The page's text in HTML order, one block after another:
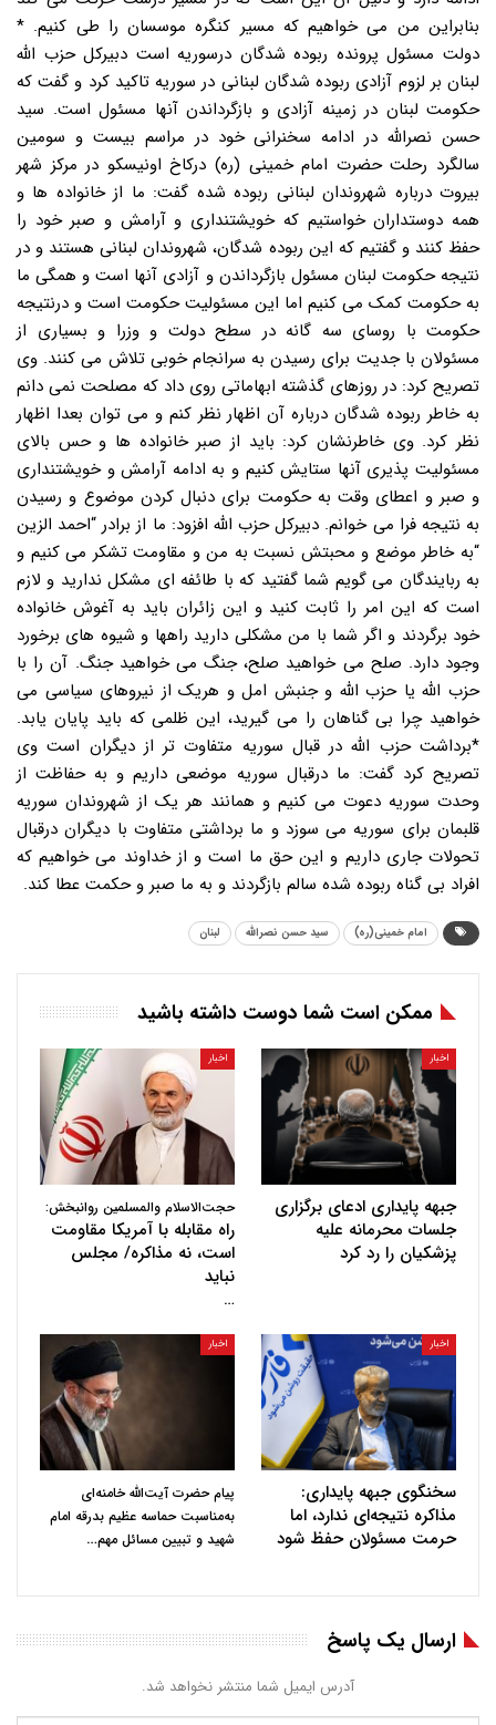
امام خمینی(ره) سید حسن نصرالله لبنان
ممکن است شما دوست داشته باشید
اخبار
جبهه پایداری ادعای برگزاری
جلسات محرمانه علیه
پزشکیان را رد کرد
اخبار
حجت‌الاسلام والمسلمین روانبخش:
راه مقابله با آمریکا مقاومت
است، نه مذاکره/ مجلس
نباید
…
اخبار
سخنگوی جبهه پایداری:
مذاکره نتیجه‌ای ندارد، اما
حرمت مسئولان حفظ شود
اخبار
پیام حضرت آیت‌الله خامنه‌ای
به‌مناسبت حماسه عظیم بدرقه امام
شهید و تبیین مسائل مهم…
ارسال یک پاسخ
آدرس ایمیل شما منتشر نخواهد شد.